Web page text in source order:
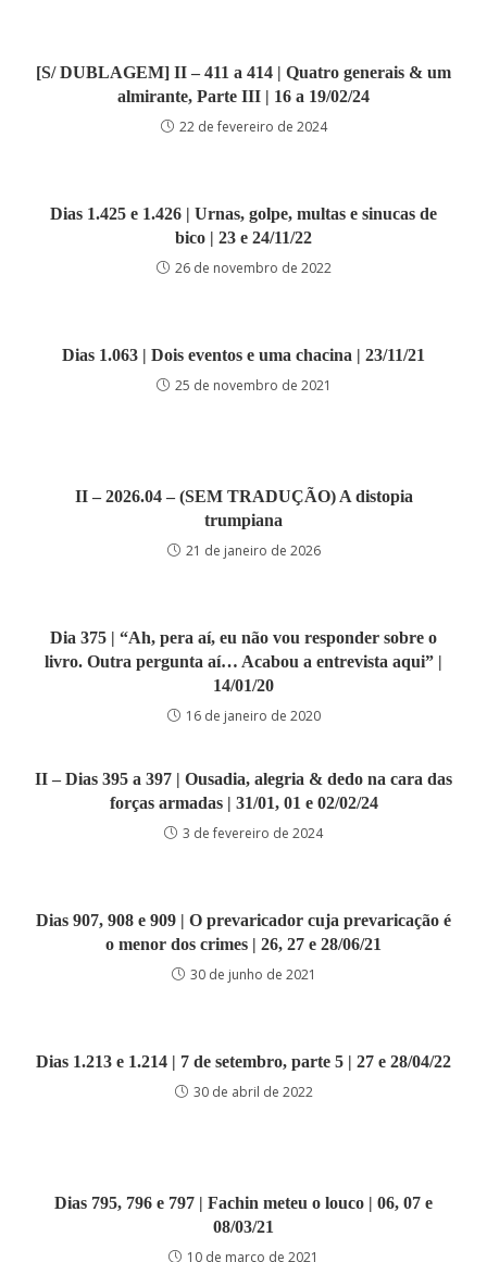
[S/ DUBLAGEM] II – 411 a 414 | Quatro generais & um
almirante, Parte III | 16 a 19/02/24
22 de fevereiro de 2024
Dias 1.425 e 1.426 | Urnas, golpe, multas e sinucas de
bico | 23 e 24/11/22
26 de novembro de 2022
Dias 1.063 | Dois eventos e uma chacina | 23/11/21
25 de novembro de 2021
II – 2026.04 – (SEM TRADUÇÃO) A distopia
trumpiana
21 de janeiro de 2026
Dia 375 | “Ah, pera aí, eu não vou responder sobre o
livro. Outra pergunta aí… Acabou a entrevista aqui” |
14/01/20
16 de janeiro de 2020
II – Dias 395 a 397 | Ousadia, alegria & dedo na cara das
forças armadas | 31/01, 01 e 02/02/24
3 de fevereiro de 2024
Dias 907, 908 e 909 | O prevaricador cuja prevaricação é
o menor dos crimes | 26, 27 e 28/06/21
30 de junho de 2021
Dias 1.213 e 1.214 | 7 de setembro, parte 5 | 27 e 28/04/22
30 de abril de 2022
Dias 795, 796 e 797 | Fachin meteu o louco | 06, 07 e
08/03/21
10 de março de 2021